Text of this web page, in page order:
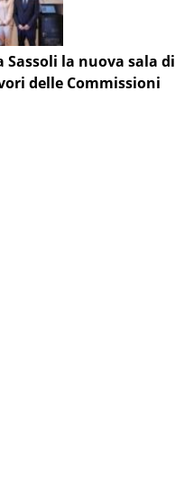
la nuova sala di
delle Commissioni